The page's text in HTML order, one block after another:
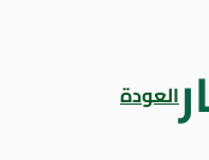
العودة